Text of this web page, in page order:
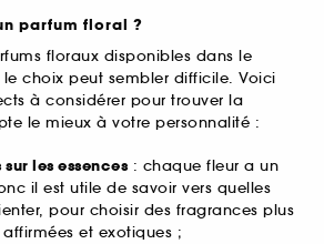
parfum floral ?
floraux disponibles dans le
choix peut sembler difficile. Voici
à considérer pour trouver la
le mieux à votre personnalité :
les essences: chaque fleur a un
il est utile de savoir vers quelles
pour choisir des fragrances plus
et exotiques ;